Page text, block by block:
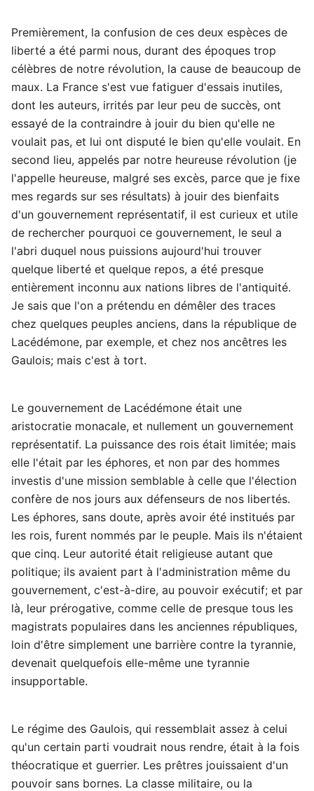
Premièrement, la confusion de ces deux espèces de
liberté a été parmi nous, durant des époques trop
célèbres de notre révolution, la cause de beaucoup de
maux. La France s'est vue fatiguer d'essais inutiles,
dont les auteurs, irrités par leur peu de succès, ont
essayé de la contraindre à jouir du bien qu'elle ne
voulait pas, et lui ont disputé le bien qu'elle voulait. En
second lieu, appelés par notre heureuse révolution (je
l'appelle heureuse, malgré ses excès, parce que je fixe
mes regards sur ses résultats) à jouir des bienfaits
d'un gouvernement représentatif, il est curieux et utile
de rechercher pourquoi ce gouvernement, le seul a
l'abri duquel nous puissions aujourd'hui trouver
quelque liberté et quelque repos, a été presque
entièrement inconnu aux nations libres de l'antiquité.
Je sais que l'on a prétendu en démêler des traces
chez quelques peuples anciens, dans la république de
Lacédémone, par exemple, et chez nos ancêtres les
Gaulois; mais c'est à tort.
Le gouvernement de Lacédémone était une
aristocratie monacale, et nullement un gouvernement
représentatif. La puissance des rois était limitée; mais
elle l'était par les éphores, et non par des hommes
investis d'une mission semblable à celle que l'élection
confère de nos jours aux défenseurs de nos libertés.
Les éphores, sans doute, après avoir été institués par
les rois, furent nommés par le peuple. Mais ils n'étaient
que cinq. Leur autorité était religieuse autant que
politique; ils avaient part à l'administration même du
gouvernement, c'est-à-dire, au pouvoir exécutif; et par
là, leur prérogative, comme celle de presque tous les
magistrats populaires dans les anciennes républiques,
loin d'être simplement une barrière contre la tyrannie,
devenait quelquefois elle-même une tyrannie
insupportable.
Le régime des Gaulois, qui ressemblait assez à celui
qu'un certain parti voudrait nous rendre, était à la fois
théocratique et guerrier. Les prêtres jouissaient d'un
pouvoir sans bornes. La classe militaire, ou la